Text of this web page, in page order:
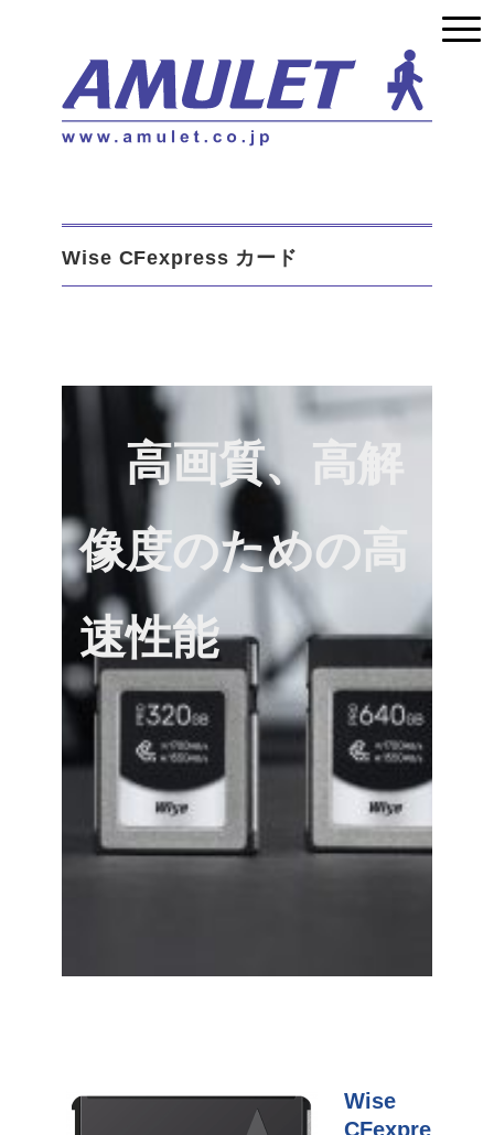
Wise CFexpress カード
高画質、高解
像度のための高
速性能
Wise
CFexpre